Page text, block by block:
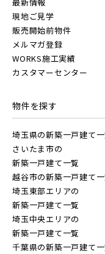
JR常磐線 [上野
JR中央・総武
JR京葉線
JR成田線 [我孫
JR中央線
始。◆京成本線・京成
ジェクト始動!!◆京成
地図内の物件アイ
このカコミに
埼玉県所沢市
埼玉県春日部市
市川市(5)
八千代市(1)
白井市(0)
千葉・常磐
守谷市(0)
柏市(2)
東京都(7)
練馬区(2)
現地ご見学
販売開始前物件
メルマガ登録
WORKS施工実績
カスタマーセンター
物件を探す
埼玉県の新築一戸建て
さいたま市の
新築一戸建て一覧
越谷市の新築一戸建て
埼玉東部エリアの
新築一戸建て一覧
埼玉中央エリアの
新築一戸建て一覧
千葉県の新築一戸建て